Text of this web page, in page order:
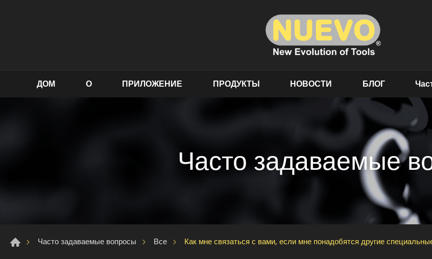
ДОМ О ПРИЛОЖЕНИЕ ПРОДУКТЫ НОВОСТИ БЛОГ
Часто задаваемые
Часто задаваемые вопросы Все Как мне связаться с вами, если мне понадобятся другие